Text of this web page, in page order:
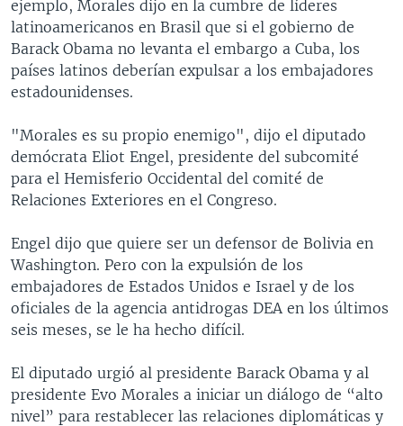
ECUADOR
VENEZUELA
BRASIL
HONDURAS
NICARAGUA
MUNDO
ECONOMÍA
ENTRETENIMIENTO Y CULTURA
DEPORTES
CIENCIA Y SALUD
UCRANIA
MULTIMEDIA
VIDEOS
AUDIOS
PROGRAMAS TV
FORO INTERAMERICANO
VISIÓN 360
PANORAMA
AVANCE INFORMATIVO
AUDIONOTICIAS
ESTADOS UNIDOS AL DÍA
EL MUNDO AL DÍA [RADIO]
FORO [RADIO]
NOTA ECONÓMICA
ENTRETENIMIENTO
DIRECT
DOCUMENTALES DE LA VOA
SÍGANOS
Idiomas
ejemplo, Morales dijo en la cumbre de líderes
latinoamericanos en Brasil que si el gobierno de
Barack Obama no levanta el embargo a Cuba, los
países latinos deberían expulsar a los embajadores
estadounidenses.
"Morales es su propio enemigo", dijo el diputado
demócrata Eliot Engel, presidente del subcomité
para el Hemisferio Occidental del comité de
Relaciones Exteriores en el Congreso.
Engel dijo que quiere ser un defensor de Bolivia en
Washington. Pero con la expulsión de los
embajadores de Estados Unidos e Israel y de los
oficiales de la agencia antidrogas DEA en los últimos
seis meses, se le ha hecho difícil.
El diputado urgió al presidente Barack Obama y al
presidente Evo Morales a iniciar un diálogo de “alto
nivel” para restablecer las relaciones diplomáticas y